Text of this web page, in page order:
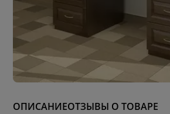
ОПИСАНИЕОТЗЫВЫ О ТОВАРЕ